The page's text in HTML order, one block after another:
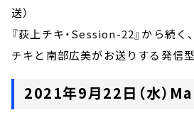
送）
『荻上チキ・Session-22』から続く
チキと南部広美がお送りする発信
2021年9月22日（水）